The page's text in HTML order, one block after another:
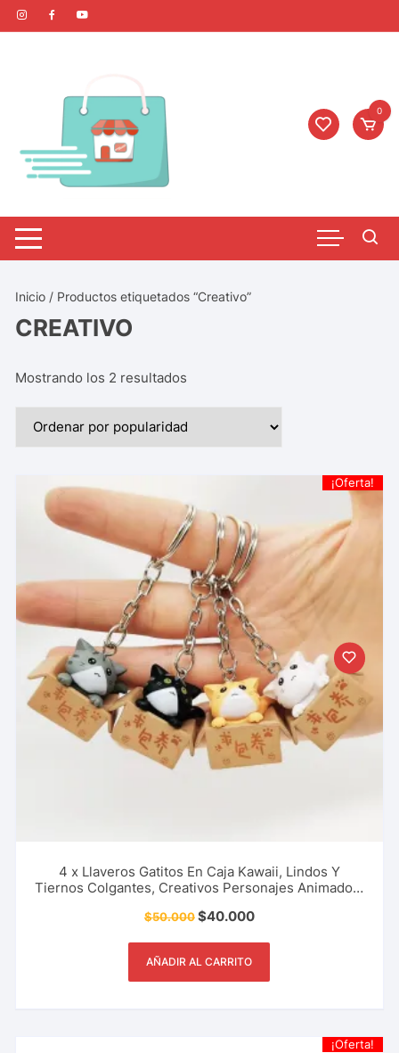
0
Inicio / Productos etiquetados “Creativo”
CREATIVO
Mostrando los 2 resultados
¡Oferta!
4 x Llaveros Gatitos En Caja Kawaii, Lindos Y
Tiernos Colgantes, Creativos Personajes Animados,
$50.000$40.000
AÑADIR AL CARRITO
¡Oferta!